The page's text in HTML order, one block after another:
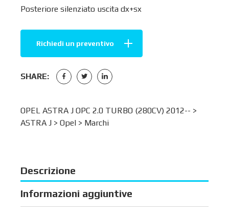
Posteriore silenziato uscita dx+sx
Richiedi un preventivo
SHARE:
OPEL ASTRA J OPC 2.0 TURBO (280CV) 2012-- >
ASTRA J > Opel > Marchi
Descrizione
Informazioni aggiuntive